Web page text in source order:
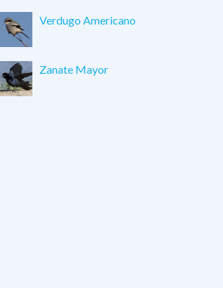
Verdugo Americano
Zanate Mayor